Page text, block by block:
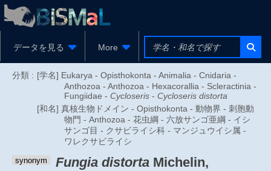
データを見る More
分類 : [学名] Eukarya - Opisthokonta - Animalia - Cnidaria -
Anthozoa - Anthozoa - Hexacorallia - Scleractinia -
Fungiidae - Cycloseris - Cycloseris distorta
[和名] 真核生物ドメイン - Opisthokonta - 動物界 - 刺胞動
物門 - Anthozoa - 花虫綱 - 六放サンゴ亜綱 - イシ
サンゴ目 - クサビライシ科 - マンジュウイシ属 -
ワレクサビライシ
synonym Fungia distorta Michelin,